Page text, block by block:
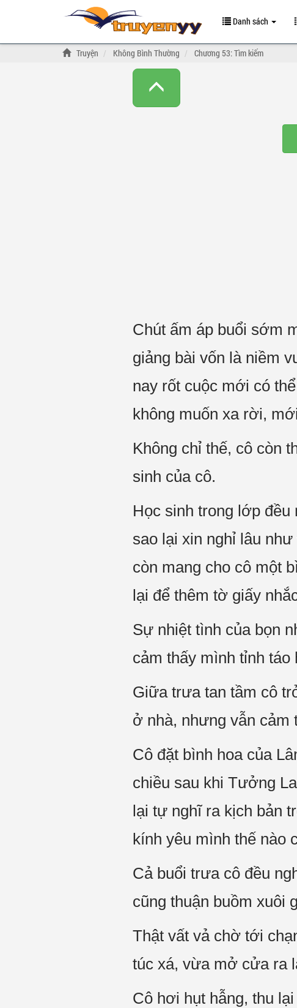
Danh sách
Truyện Không Bình Thường Chương 53: Tìm kiếm
Chút ấm áp buổi sớm
giảng bài vốn là niềm
nay rốt cuộc mới có
không muốn xa rời,
Không chỉ thế, cô còn
sinh của cô.
Học sinh trong lớp
sao lại xin nghỉ lâu
còn mang cho cô một
lại để thêm tờ giấy
Sự nhiệt tình của bọn
cảm thấy mình tỉnh
Giữa trưa tan tầm cô
ở nhà, nhưng vẫn cảm
Cô đặt bình hoa của
chiều sau khi Tưởng
lại tự nghĩ ra kịch bản
kính yêu mình thế nào
Cả buổi trưa cô đều
cũng thuận buồm xuôi
Thật vất vả chờ tới
túc xá, vừa mở cửa ra
Cô hơi hụt hẫng, thu